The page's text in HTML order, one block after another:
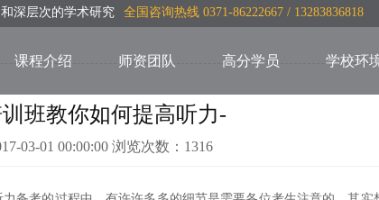
深层次的学术研究 全国咨询热线 0371-86222667 / 13283836818
课程介绍 师资团队 高分学员 学校环
班教你如何提高听力-
03-01 00:00:00 浏览次数：1316